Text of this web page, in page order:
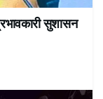
सुशासन